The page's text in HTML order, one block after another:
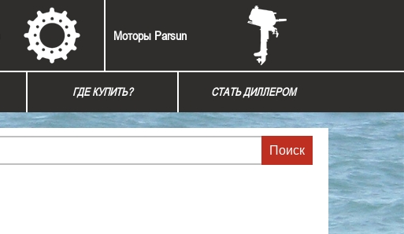
Моторы Parsun
ГДЕ КУПИТЬ? СТАТЬ ДИЛЛЕРОМ